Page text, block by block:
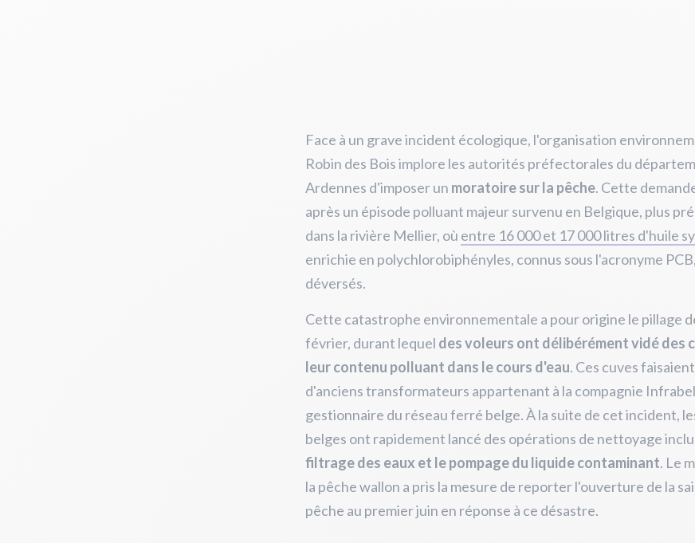
Face à un grave incident écologique, l'organisation
Robin des Bois implore les autorités préfectorales du
Ardennes d'imposer un moratoire sur la pêche. Cette
après un épisode polluant majeur survenu en Belgique, plus
dans la rivière Mellier, où entre 16 000 et 17 000 litres d'huile
enrichie en polychlorobiphényles, connus sous l'acronyme
déversés.
Cette catastrophe environnementale a pour origine le pillage
février, durant lequel des voleurs ont délibérément vidé des
leur contenu polluant dans le cours d'eau. Ces cuves
d'anciens transformateurs appartenant à la compagnie
gestionnaire du réseau ferré belge. À la suite de cet incident,
belges ont rapidement lancé des opérations de nettoyage
filtrage des eaux et le pompage du liquide contaminant. Le
la pêche wallon a pris la mesure de reporter l'ouverture de la
pêche au premier juin en réponse à ce désastre.